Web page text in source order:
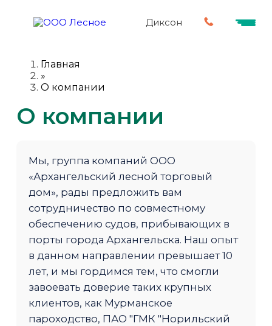
Диксон
Главная
»
О компании
О компании
Мы, группа компаний ООО
«Архангельский лесной торговый
дом», рады предложить вам
сотрудничество по совместному
обеспечению судов, прибывающих в
порты города Архангельска. Наш опыт
в данном направлении превышает 10
лет, и мы гордимся тем, что смогли
завоевать доверие таких крупных
клиентов, как Мурманское
пароходство, ПАО "ГМК "Норильский